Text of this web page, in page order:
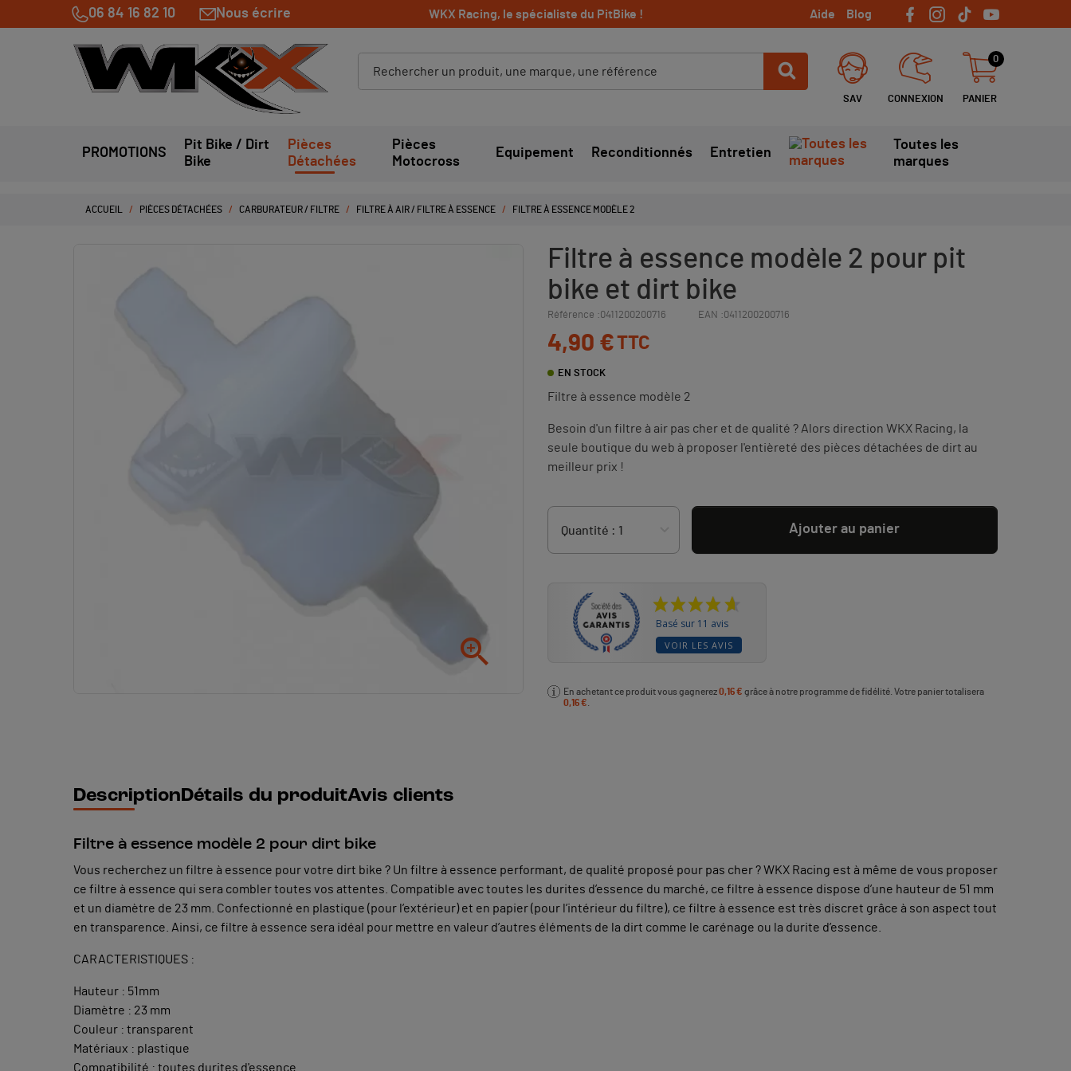
06 84 16 82 10 Nous écrire WKX Racing, le spécialiste du PitBike ! Aide Blog
SAV CONNEXION PANIER
0
PROMOTIONS
Pit Bike / Dirt
Bike
Pièces
Détachées
Pièces
Motocross
Equipement Reconditionnés Entretien
Toutes les
marques
ACCUEIL PIÈCES DÉTACHÉES CARBURATEUR / FILTRE FILTRE À AIR / FILTRE À ESSENCE FILTRE À ESSENCE MODÈLE 2

Filtre à essence modèle 2 pour pit
bike et dirt bike
Référence :0411200200716 EAN :0411200200716
4,90 €TTC
EN STOCK
Filtre à essence modèle 2
Besoin d'un filtre à air pas cher et de qualité ? Alors direction WKX Racing, la
seule boutique du web à proposer l'entièreté des pièces détachées de dirt au
meilleur prix !
Ajouter au panier
Basé sur 11 avis
VOIR LES AVIS
En achetant ce produit vous gagnerez0,16 € grâce à notre programme de fidélité. Votre panier totalisera
0,16 €
DescriptionDétails du produitAvis clients
Filtre à essence modèle 2 pour dirt bike
Vous recherchez un filtre à essence pour votre dirt bike ? Un filtre à essence performant, de qualité proposé pour pas cher ? WKX Racing est à même de vous proposer
ce filtre à essence qui sera combler toutes vos attentes. Compatible avec toutes les durites d’essence du marché, ce filtre à essence dispose d’une hauteur de 51 mm
et un diamètre de 23 mm. Confectionné en plastique (pour l’extérieur) et en papier (pour l’intérieur du filtre), ce filtre à essence est très discret grâce à son aspect tout
en transparence. Ainsi, ce filtre à essence sera idéal pour mettre en valeur d’autres éléments de la dirt comme le carénage ou la durite d’essence.
CARACTERISTIQUES :
Hauteur : 51mm
Diamètre : 23 mm
Couleur : transparent
Matériaux : plastique
Compatibilité : toutes durites d'essence